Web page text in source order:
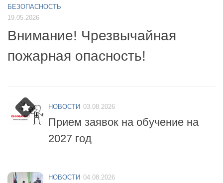
Примите участие в опросе по
БПЛА
НОВОСТИ 03.08.2026
Прием заявок на обучение на
2027 год
НОВОСТИ 04.08.2026